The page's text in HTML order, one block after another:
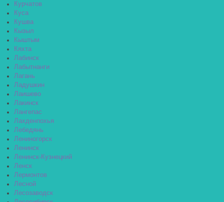
Курчатов
Куса
Кушва
Кызыл
Кыштым
Кяхта
Лабинск
Лабытнанги
Лагань
Ладушкин
Лаишево
Лакинск
Лангепас
Лахденпохья
Лебедянь
Лениногорск
Ленинск
Ленинск-Кузнецкий
Ленск
Лермонтов
Лесной
Лесозаводск